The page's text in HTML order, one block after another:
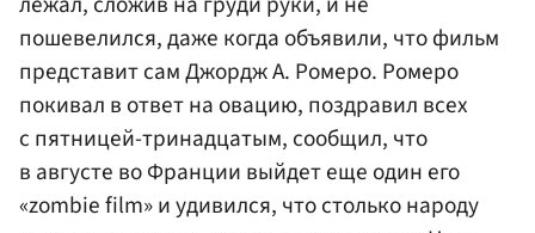
пошевелился, даже когда объявили, что фильм
представит сам Джордж А. Ромеро. Ромеро
покивал в ответ на овацию, поздравил всех
с пятницей-тринадцатым, сообщил, что
в августе во Франции выйдет еще один его
«zombie film» и удивился, что столько народу